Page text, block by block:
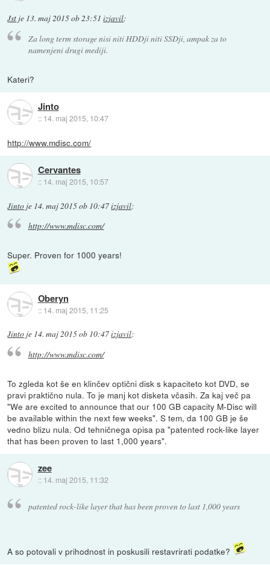
Jst je 13. maj 2015 ob 23:51 izjavil:
Za long term storage nisi niti HDDji niti SSDji, ampak za to
namenjeni drugi mediji.
Kateri?
Jinto
:: 14. maj 2015, 10:47
http://www.mdisc.com/
Cervantes
:: 14. maj 2015, 10:57
Jinto je 14. maj 2015 ob 10:47izjavil:
http://www.mdisc.com/
Super. Proven for 1000 years!
Oberyn
:: 14. maj 2015, 11:25
Jinto je 14. maj 2015 ob 10:47izjavil:
http://www.mdisc.com/
To zgleda kot še en klinčev optični disk s kapaciteto kot DVD, se
pravi praktično nula. To je manj kot disketa včasih. Za kaj več pa
"We are excited to announce that our 100 GB capacity M-Disc will
be available within the next few weeks". S tem, da 100 GB je še
vedno blizu nula. Od tehničnega opisa pa "patented rock-like layer
that has been proven to last 1,000 years".
zee
:: 14. maj 2015, 11:32
patented rock-like layer that has been proven to last 1,000 years
A so potovali v prihodnost in poskusili restavrirati podatke?